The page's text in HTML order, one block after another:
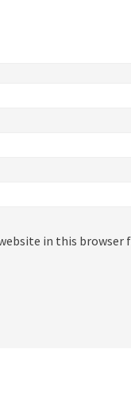
in this